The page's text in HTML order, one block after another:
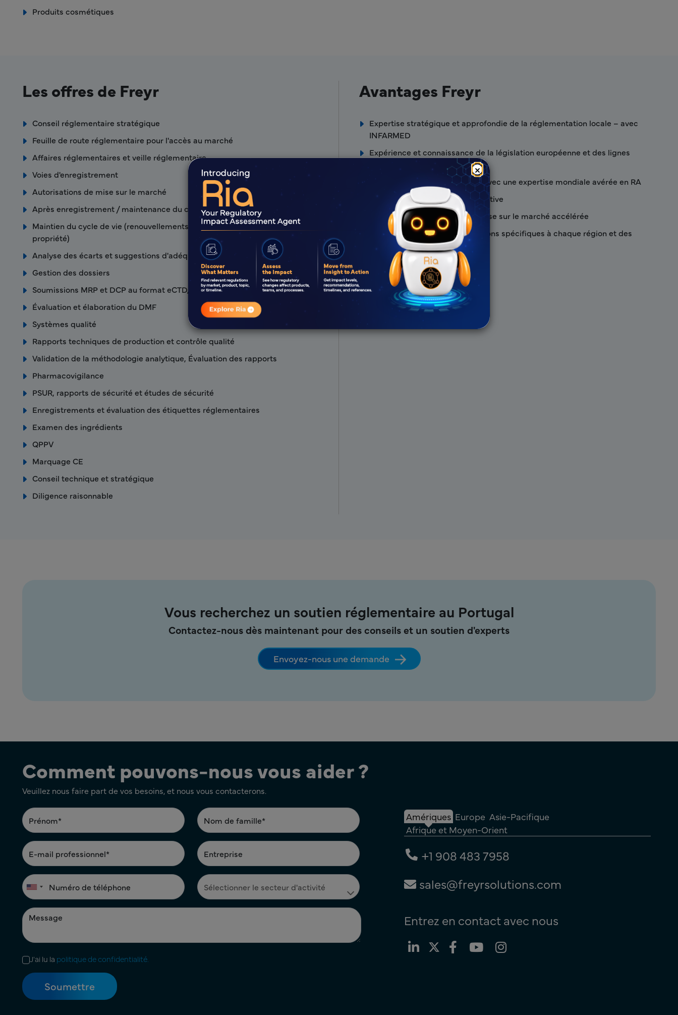
×
Produits cosmétiques
Les offres de Freyr
Conseil réglementaire stratégique
Feuille de route réglementaire pour l'accès au marché
Affaires réglementaires et veille réglementaire
Voies d'enregistrement
Autorisations de mise sur le marché
Après enregistrement / maintenance du cycle de vie du produit
Maintien du cycle de vie (renouvellements, variations, extensions, transferts de
propriété)
Analyse des écarts et suggestions d'adéquation
Gestion des dossiers
Soumissions MRP et DCP au format eCTD, CTD et NeeS
Évaluation et élaboration du DMF
Systèmes qualité
Rapports techniques de production et contrôle qualité
Validation de la méthodologie analytique, Évaluation des rapports
Pharmacovigilance
PSUR, rapports de sécurité et études de sécurité
Enregistrements et évaluation des étiquettes réglementaires
Examen des ingrédients
QPPV
Marquage CE
Conseil technique et stratégique
Diligence raisonnable
Avantages Freyr
Expertise stratégique et approfondie de la réglementation locale – avec
INFARMED
Expérience et connaissance de la législation européenne et des lignes
Équipe réglementaire experte avec une expertise mondiale avérée en RA
Approche proactive et collaborative
Délais d'exécution rapides et mise sur le marché accélérée
Se tenir au courant des législations spécifiques à chaque région et des
directives réglementaires
Vous recherchez un soutien réglementaire au Portugal
Contactez-nous dès maintenant pour des conseils et un soutien d'experts
Envoyez-nous une demande
Comment pouvons-nous vous aider ?
Veuillez nous faire part de vos besoins, et nous vous contacterons.
J'ai lu la politique de confidentialité.
Amériques Europe Asie-Pacifique
Afrique et Moyen-Orient
+1 908 483 7958
sales@freyrsolutions.com
Entrez en contact avec nous